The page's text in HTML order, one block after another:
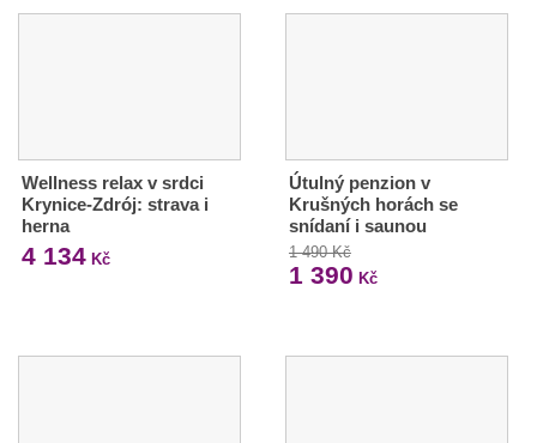
Wellness relax v srdci
Krynice-Zdrój: strava i
herna
4 134 Kč
Útulný penzion v
Krušných horách se
snídaní i saunou
1 490 Kč
1 390 Kč